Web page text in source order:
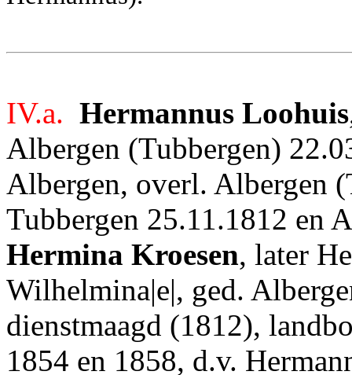
IV.a. Hermannus Loohuis
Albergen (Tubbergen)
Albergen, overl. Albergen
Tubbergen 25.11.1812 en
Hermina Kroesen, later
Wilhelmina|e|, ged.
dienstmaagd (1812),
1854 en 1858, d.v.